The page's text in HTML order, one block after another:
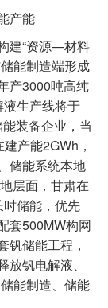
产能
建“资源—材料
能制造端形成
产3000吨高纯
生产线将于
装备企业，当
产能2GWh，
储能系统本地
层面，甘肃在
储能，优先
套500MW构网
钒储能工程，
钒电解液、
能制造、储能